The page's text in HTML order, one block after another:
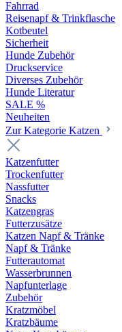
Fahrrad
Reisenapf & Trinkflasche
Kotbeutel
Sicherheit
Hunde Zubehör
Druckservice
Diverses Zubehör
Hunde Literatur
SALE %
Neuheiten
Zur Kategorie Katzen
Katzenfutter
Trockenfutter
Nassfutter
Snacks
Katzengras
Futterzusätze
Katzen Napf & Tränke
Napf & Tränke
Futterautomat
Wasserbrunnen
Napfunterlage
Zubehör
Kratzmöbel
Kratzbäume